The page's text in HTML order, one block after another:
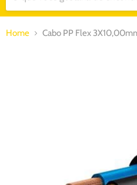
Home Cabo PP Flex